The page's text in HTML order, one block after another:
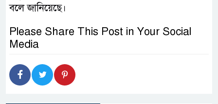
বলে জানিয়েছে।
Please Share This Post in Your Social
Media